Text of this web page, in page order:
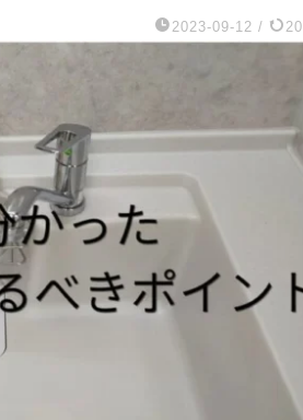
2023-09-12 /